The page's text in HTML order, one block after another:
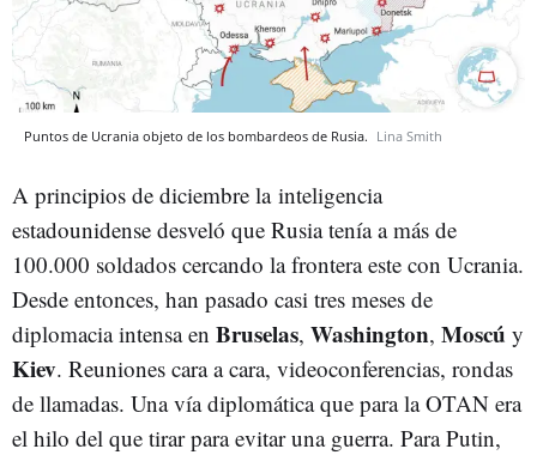
Puntos de Ucrania objeto de los bombardeos de Rusia. Lina Smith
A principios de diciembre la inteligencia
estadounidense desveló que Rusia tenía a más de
100.000 soldados cercando la frontera este con Ucrania.
Desde entonces, han pasado casi tres meses de
diplomacia intensa en Bruselas, Washington, Moscú y
Kiev. Reuniones cara a cara, videoconferencias, rondas
de llamadas. Una vía diplomática que para la OTAN era
el hilo del que tirar para evitar una guerra. Para Putin,